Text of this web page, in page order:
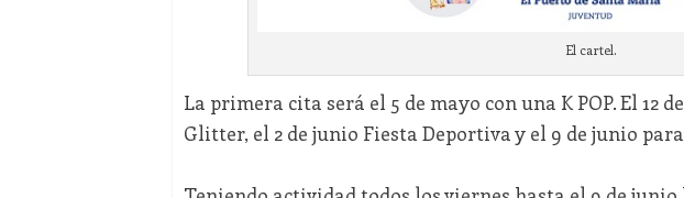
El cartel.
La primera cita será el 5 de mayo con una K POP. El 12
Glitter, el 2 de junio Fiesta Deportiva y el 9 de junio